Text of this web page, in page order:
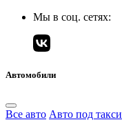
Мы в соц. сетях:
Автомобили
Все авто Авто под такси